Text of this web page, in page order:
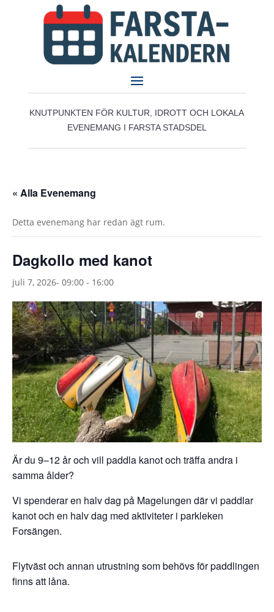
KNUTPUNKTEN FÖR KULTUR, IDROTT OCH LOKALA
EVENEMANG I FARSTA STADSDEL
« Alla Evenemang
Detta evenemang har redan ägt rum.
Dagkollo med kanot
juli 7, 2026- 09:00 - 16:00
Är du 9–12 år och vill paddla kanot och träffa andra i
samma ålder?
Vi spenderar en halv dag på Magelungen där vi paddlar
kanot och en halv dag med aktiviteter i parkleken
Forsängen.
Flytväst och annan utrustning som behövs för paddlingen
finns att låna.